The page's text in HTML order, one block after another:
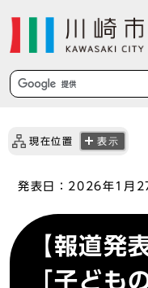
現在位置 表示
発表日： 2026年1月
【報道発
「子ども